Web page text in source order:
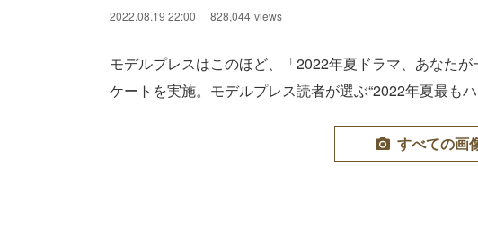
2022.08.19 22:00 828,044 views
モデルプレスはこのほど、「2022年夏ドラマ、あなた
ケートを実施。モデルプレス読者が選ぶ“2022年夏最も
すべての画